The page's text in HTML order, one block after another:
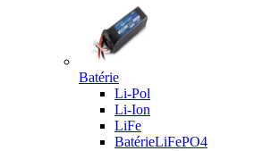
Batérie
Li-Pol
Li-Ion
LiFe
BatérieLiFePO4